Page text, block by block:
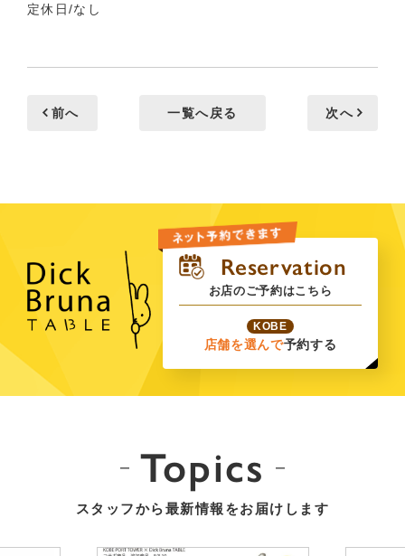
定休日/なし
前へ 一覧へ戻る 次へ
お店のご予約はこちら
KOBE
店舗を選んで予約する
Topics
スタッフから最新情報をお届けします